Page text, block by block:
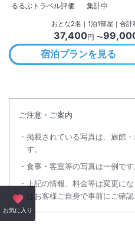
るるぶトラベル評価
集計中
おとな2名 ｜ 1泊1部屋｜合計
37,400円 〜
宿泊プランを見る
ご注意・ご案内
掲載されている写真は、旅館
す。
食事・客室等の写真は一例です
上記の情報、料金等は変更に
はお客様ご自身で事前にご確認
お気に入り